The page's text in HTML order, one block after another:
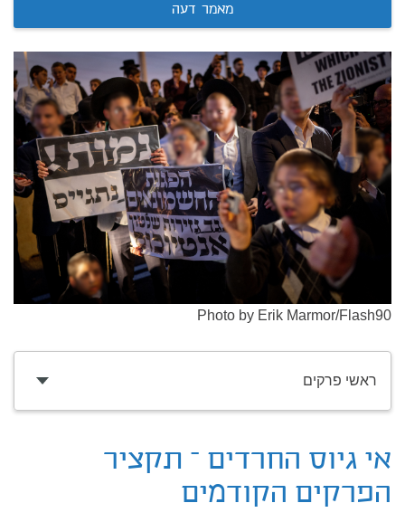
מאמר דעה
Photo by Erik Marmor/Flash90
ראשי פרקים
אי גיוס החרדים – תקציר
הפרקים הקודמים